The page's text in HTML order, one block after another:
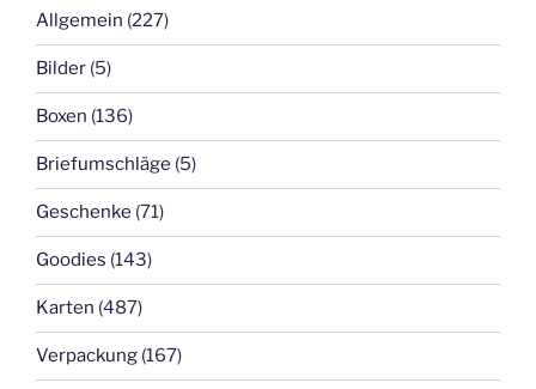
Allgemein (227)
Bilder (5)
Boxen (136)
Briefumschläge (5)
Geschenke (71)
Goodies (143)
Karten (487)
Verpackung (167)